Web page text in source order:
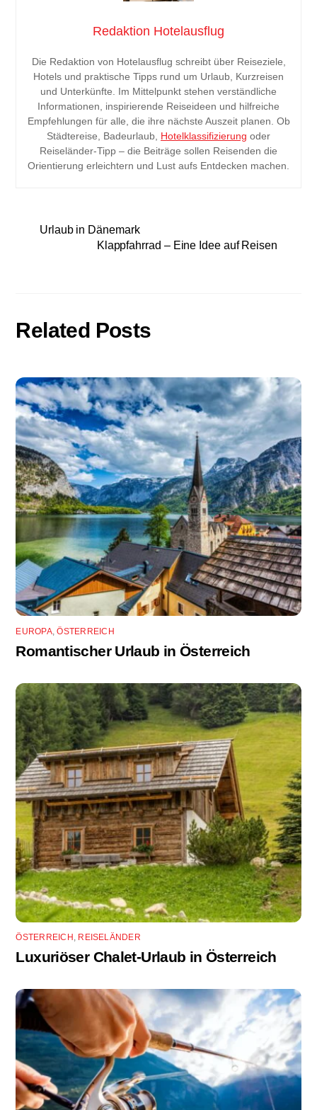
Redaktion Hotelausflug
Die Redaktion von Hotelausflug schreibt über Reiseziele,
Hotels und praktische Tipps rund um Urlaub, Kurzreisen
und Unterkünfte. Im Mittelpunkt stehen verständliche
Informationen, inspirierende Reiseideen und hilfreiche
Empfehlungen für alle, die ihre nächste Auszeit planen. Ob
Städtereise, Badeurlaub, Hotelklassifizierung oder
Reiseländer-Tipp – die Beiträge sollen Reisenden die
Orientierung erleichtern und Lust aufs Entdecken machen.
Urlaub in Dänemark
Klappfahrrad – Eine Idee auf Reisen
Related Posts
EUROPA,ÖSTERREICH
Romantischer Urlaub in Österreich
ÖSTERREICH , REISELÄNDER
Luxuriöser Chalet-Urlaub in Österreich